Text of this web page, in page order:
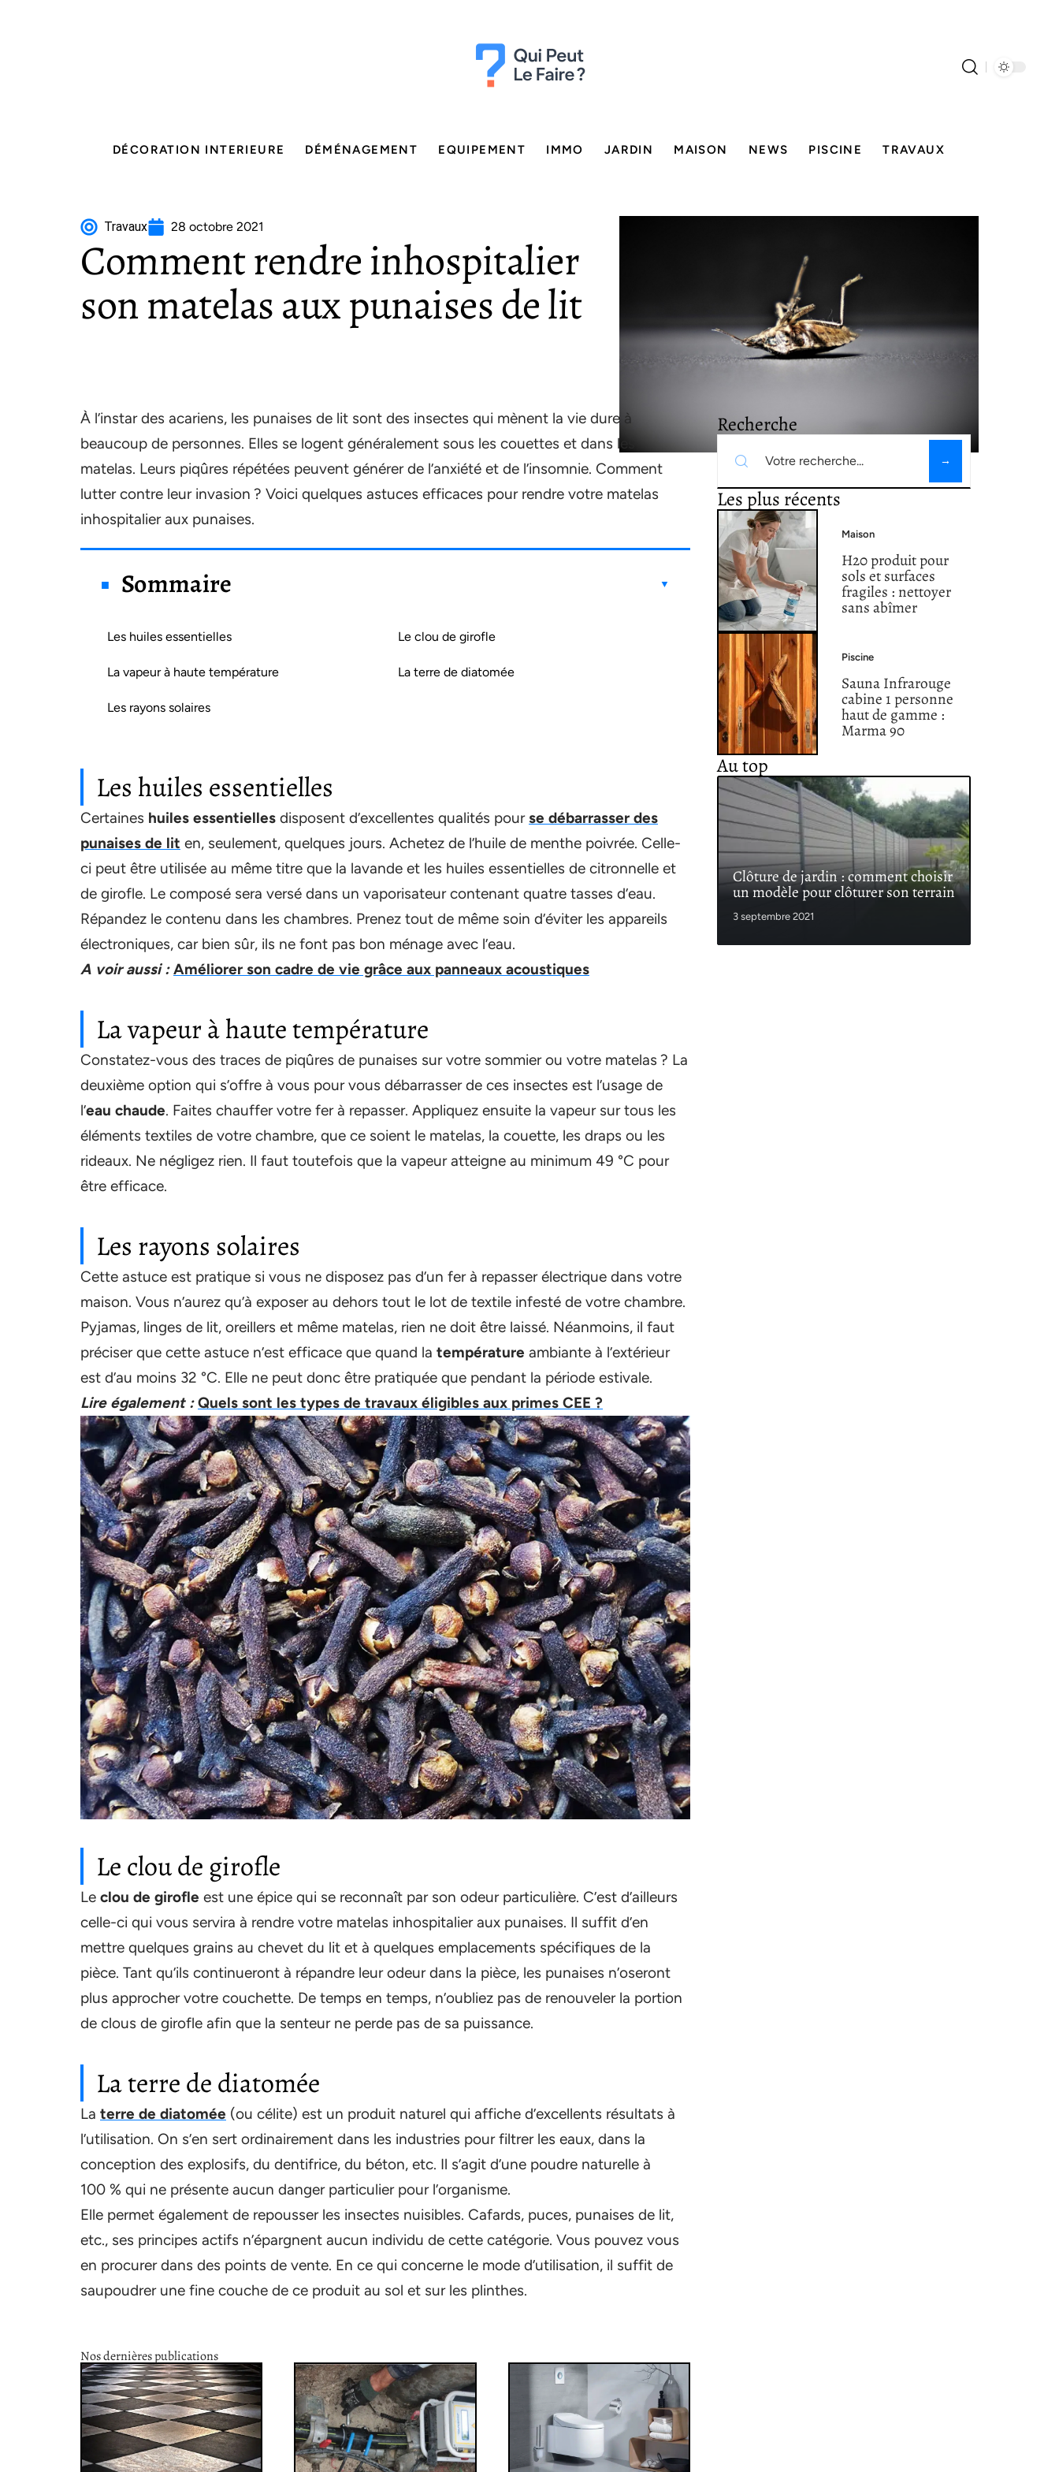
DÉCORATION INTERIEURE DÉMÉNAGEMENT EQUIPEMENT IMMO JARDIN MAISON NEWS PISCINE TRAVAUX
Travaux 28 octobre 2021
Comment rendre inhospitalier
son matelas aux punaises de lit
À l’instar des acariens, les punaises de lit sont des insectes qui mènent la vie dure à
beaucoup de personnes. Elles se logent généralement sous les couettes et dans les
matelas. Leurs piqûres répétées peuvent générer de l’anxiété et de l’insomnie. Comment
lutter contre leur invasion ? Voici quelques astuces efficaces pour rendre votre matelas
inhospitalier aux punaises.
Sommaire
Les huiles essentielles
La vapeur à haute température
Les rayons solaires
Le clou de girofle
La terre de diatomée
Les huiles essentielles
Certaines huiles essentielles disposent d’excellentes qualités pourse débarrasser des
punaises de lit en, seulement, quelques jours. Achetez de l’huile de menthe poivrée. Celle-
ci peut être utilisée au même titre que la lavande et les huiles essentielles de citronnelle et
de girofle. Le composé sera versé dans un vaporisateur contenant quatre tasses d’eau.
Répandez le contenu dans les chambres. Prenez tout de même soin d’éviter les appareils
électroniques, car bien sûr, ils ne font pas bon ménage avec l’eau.
A voir aussi : Améliorer son cadre de vie grâce aux panneaux acoustiques
La vapeur à haute température
Constatez-vous des traces de piqûres de punaises sur votre sommier ou votre matelas ? La
deuxième option qui s’offre à vous pour vous débarrasser de ces insectes est l’usage de
l’eau chaude. Faites chauffer votre fer à repasser. Appliquez ensuite la vapeur sur tous les
éléments textiles de votre chambre, que ce soient le matelas, la couette, les draps ou les
rideaux. Ne négligez rien. Il faut toutefois que la vapeur atteigne au minimum 49 °C pour
être efficace.
Les rayons solaires
Cette astuce est pratique si vous ne disposez pas d’un fer à repasser électrique dans votre
maison. Vous n’aurez qu’à exposer au dehors tout le lot de textile infesté de votre chambre.
Pyjamas, linges de lit, oreillers et même matelas, rien ne doit être laissé. Néanmoins, il faut
préciser que cette astuce n’est efficace que quand la température ambiante à l’extérieur
est d’au moins 32 °C. Elle ne peut donc être pratiquée que pendant la période estivale.
Lire également : Quels sont les types de travaux éligibles aux primes CEE ?
Le clou de girofle
Le clou de girofle est une épice qui se reconnaît par son odeur particulière. C’est d’ailleurs
celle-ci qui vous servira à rendre votre matelas inhospitalier aux punaises. Il suffit d’en
mettre quelques grains au chevet du lit et à quelques emplacements spécifiques de la
pièce. Tant qu’ils continueront à répandre leur odeur dans la pièce, les punaises n’oseront
plus approcher votre couchette. De temps en temps, n’oubliez pas de renouveler la portion
de clous de girofle afin que la senteur ne perde pas de sa puissance.
La terre de diatomée
La terre de diatomée (ou célite) est un produit naturel qui affiche d’excellents résultats à
l’utilisation. On s’en sert ordinairement dans les industries pour filtrer les eaux, dans la
conception des explosifs, du dentifrice, du béton, etc. Il s’agit d’une poudre naturelle à
100 % qui ne présente aucun danger particulier pour l’organisme.
Elle permet également de repousser les insectes nuisibles. Cafards, puces, punaises de lit,
etc., ses principes actifs n’épargnent aucun individu de cette catégorie. Vous pouvez vous
en procurer dans des points de vente. En ce qui concerne le mode d’utilisation, il suffit de
saupoudrer une fine couche de ce produit au sol et sur les plinthes.
Nos dernières publications
Recherche
Les plus récents
Maison
H20 produit pour
sols et surfaces
fragiles : nettoyer
sans abîmer
Piscine
Sauna Infrarouge
cabine 1 personne
haut de gamme :
Marma 90
Au top
Clôture de jardin : comment choisir
un modèle pour clôturer son terrain
3 septembre 2021